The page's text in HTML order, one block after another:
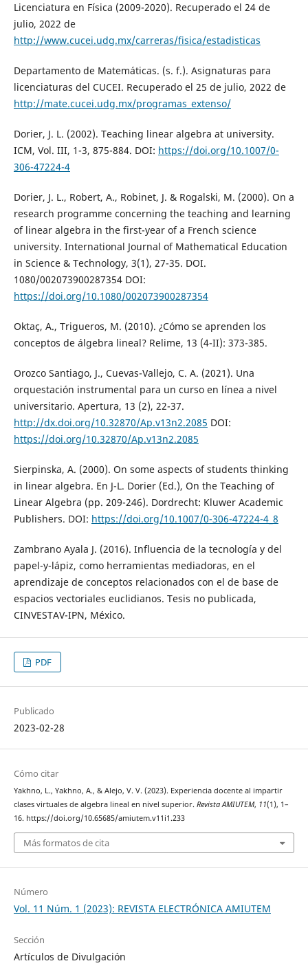
Licenciatura en Física (2009-2020). Recuperado el 24 de
julio, 2022 de
http://www.cucei.udg.mx/carreras/fisica/estadisticas
Departamento de Matemáticas. (s. f.). Asignaturas para
licenciaturas del CUCEI. Recuperado el 25 de julio, 2022 de
http://mate.cucei.udg.mx/programas_extenso/
Dorier, J. L. (2002). Teaching linear algebra at university.
ICM, Vol. III, 1-3, 875-884. DOI: https://doi.org/10.1007/0-
306-47224-4
Dorier, J. L., Robert, A., Robinet, J. & Rogalski, M. (2000). On a
research programme concerning the teaching and learning
of linear algebra in the first-year of a French science
university. International Journal of Mathematical Education
in Science & Technology, 3(1), 27-35. DOI.
1080/002073900287354 DOI:
https://doi.org/10.1080/002073900287354
Oktaç, A., Trigueros, M. (2010). ¿Cómo se aprenden los
conceptos de álgebra lineal? Relime, 13 (4-II): 373-385.
Orozco Santiago, J., Cuevas-Vallejo, C. A. (2021). Una
orquestación instrumental para un curso en línea a nivel
universitario. Apertura, 13 (2), 22-37.
http://dx.doi.org/10.32870/Ap.v13n2.2085 DOI:
https://doi.org/10.32870/Ap.v13n2.2085
Sierpinska, A. (2000). On some aspects of students thinking
in linear algebra. En J-L. Dorier (Ed.), On the Teaching of
Linear Algebra (pp. 209-246). Dordrecht: Kluwer Academic
Publishers. DOI: https://doi.org/10.1007/0-306-47224-4_8
Zambrano Ayala J. (2016). Influencia de la tecnología y del
papel-y-lápiz, como herramientas mediadoras, en el
aprendizaje de conceptos relacionados con el de base de
espacios vectoriales euclidianos. Tesis no publicada,
CINVESTAV-IPN, México.
PDF
Publicado
2023-02-28
Cómo citar
Yakhno, L., Yakhno, A., & Alejo, V. V. (2023). Experiencia docente al impartir
clases virtuales de algebra lineal en nivel superior. Revista AMIUTEM, 11(1), 1–
16. https://doi.org/10.65685/amiutem.v11i1.233
Más formatos de cita
Número
Vol. 11 Núm. 1 (2023): REVISTA ELECTRÓNICA AMIUTEM
Sección
Artículos de Divulgación